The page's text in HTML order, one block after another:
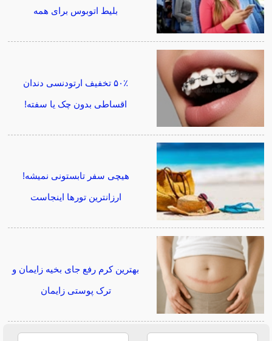
بلیط اتوبوس برای همه
۵۰٪ تخفیف ارتودنسی دندان
اقساطی بدون چک یا سفته!
هیچی سفر تابستونی نمیشه!
ارزانترین تورها اینجاست
بهترین کرم رفع جای بخیه زایمان و
ترک پوستی زایمان